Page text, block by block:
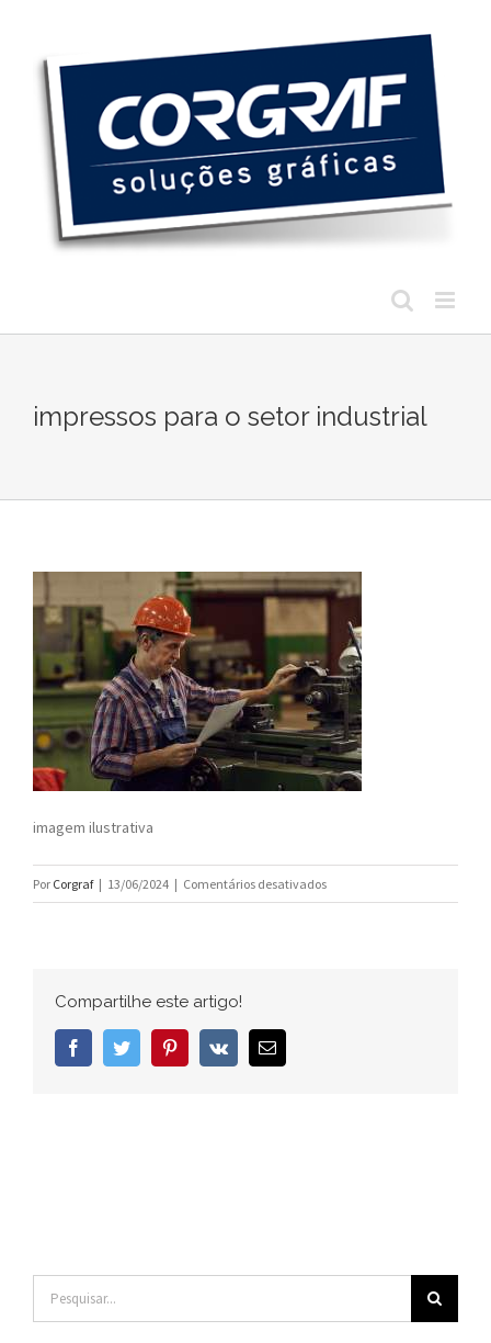
conteúdo
impressos para o setor industrial
imagem ilustrativa
Por Corgraf | 13/06/2024 | Comentários desativadosem
impressos
Compartilhe este artigo!
FacebookTwitter PinterestVk
E-
mail
resultados